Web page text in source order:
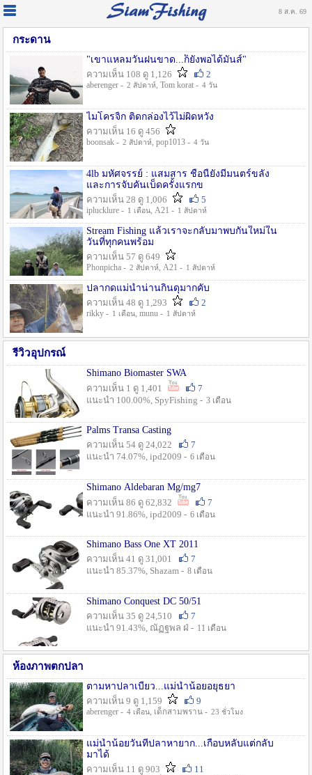
8 ส.ค. 69
กระดาน
"เขาแหลมวันฝนขาด...ก็ยังพอได้มันส์"
ความเห็น 108 ดู 1,126
2
aberenger - 2 สัปดาห์, Tom korat - 4 วัน
ไมโครจิ้ก ติดกล่องไว้ไม่ผิดหวัง
ความเห็น 16 ดู 456
boonsak - 2 สัปดาห์, pop1013 - 4 วัน
4lb มหัศจรรย์ : แสมสาร ชื่อนี้ยังมีมนตร์ขลัง
และการจับคันเบ็ดครั้งแรกข
ความเห็น 28 ดู 1,006
5
iplucklure - 1 เดือน, A21 - 1 สัปดาห์
Stream Fishing แล้วเราจะกลับมาพบกันใหม่ใน
วันที่ทุกคนพร้อม
ความเห็น 57 ดู 649
Phonpicha - 2 สัปดาห์, A21 - 1 สัปดาห์
ปลากดแม่น้ำน่านกินดุมากคับ
ความเห็น 48 ดู 1,293
2
rikky - 1 เดือน, munu - 1 สัปดาห์
รีวิวอุปกรณ์
Shimano Biomaster SWA
ความเห็น 1 ดู 1,401
7
แนะนำ 100.00%, SpyFishing - 3 เดือน
Palms Transa Casting
ความเห็น 54 ดู 24,022
7
แนะนำ 74.07%, ipd2009 - 6 เดือน
Shimano Aldebaran Mg/mg7
ความเห็น 86 ดู 62,832
7
แนะนำ 91.86%, ipd2009 - 6 เดือน
Shimano Bass One XT 2011
ความเห็น 41 ดู 31,001
7
แนะนำ 85.37%, Shazam - 8 เดือน
Shimano Conquest DC 50/51
ความเห็น 35 ดู 24,510
7
แนะนำ 91.43%, ณัฏฐพล ฝ่ - 11 เดือน
ห้องภาพตกปลา
ตามหาปลาเบี้ยว...แม่น้ำน้อยอยุธยา
ความเห็น 9 ดู 1,159
9
aberenger - 4 เดือน, เด็กสามพราน - 23 ชั่วโมง
แม่น้ำน้อยวันที่ปลาหายาก...เกือบหลับแต่กลับ
มาได้
ความเห็น 11 ดู 903
11